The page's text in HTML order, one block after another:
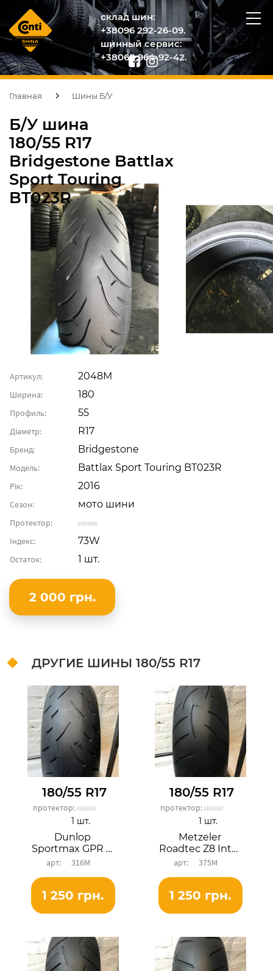
склад шин:
+38096 292-26-09.
шинный сервис:
+38068 964-92-42.
Главная Шины Б/У
Б/У шина
180/55 R17
Bridgestone Battlax
Sport Touring
BT023R
Артикул: 2048М
Ширина: 180
Профиль: 55
Діаметр: R17
Бренд: Bridgestone
Модель: Battlax Sport Touring BT023R
Рік: 2016
Сезон: мото шини
Протектор:
Індекс:
73W
Остаток: 1 шт.
2 000 грн.
ДРУГИЕ ШИНЫ 180/55 R17
180/55 R17
протектор:
Dunlop
Sportmax GPR 300
316М
1 шт.
1 250 грн.
180/55 R17
протектор:
Metzeler
Roadtec Z8 Interact
375М
1 шт.
1 250 грн.